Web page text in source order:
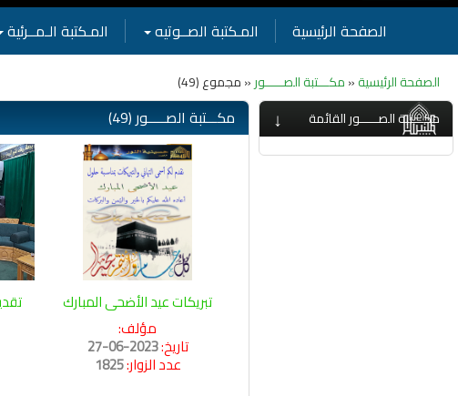
الصفحة الرئيسية المـكتبة الصــوتيه المـكتبة الـمــرئية
الصفحة الرئيسية«مكـــتبة الصـــــور« مجموع (49)
↓ مكـــتبة الصـــــور القائمة مكـــتبة الصـــــور (49)
تبريكات عيد الأضحى المبارك
مؤلف:
تاريخ:2023-06-27
عدد الزوار:1825